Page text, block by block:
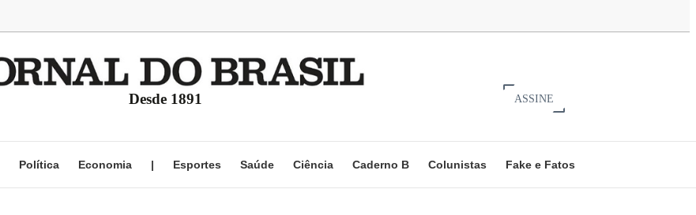
Desde 1891 ASSINE
Política Economia | Esportes Saúde Ciência Caderno B Colunistas Fake e Fatos